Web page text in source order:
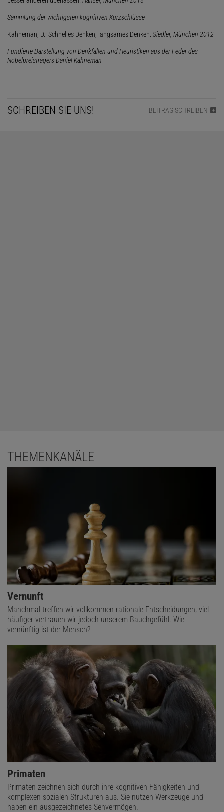
Sammlung der wichtigsten kognitiven Kurzschlüsse
Kahneman, D.: Schnelles Denken, langsames Denken. Siedler, München 2012
Fundierte Darstellung von Denkfallen und Heuristiken aus der Feder des
Nobelpreisträgers Daniel Kahneman
SCHREIBEN SIE UNS! BEITRAG SCHREIBEN
THEMENKANÄLE
Vernunft
Manchmal treffen wir vollkommen rationale Entscheidungen, viel
häufiger vertrauen wir jedoch unserem Bauchgefühl. Wie
vernünftig ist der Mensch?
Primaten
Primaten zeichnen sich durch ihre kognitiven Fähigkeiten und
komplexen sozialen Strukturen aus. Sie nutzen Werkzeuge und
haben ein ausgezeichnetes Sehvermögen.